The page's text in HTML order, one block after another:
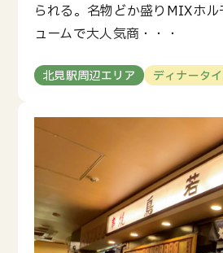
られる。名物どか盛りMIXホル
ュームで大人気商・・・
北見駅周辺エリア ディナータ